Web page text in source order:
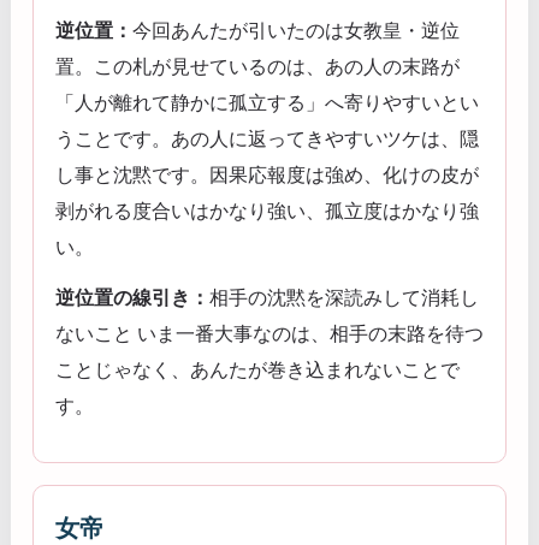
逆位置： 今回あんたが引いたのは女教皇・逆位
置。この札が見せているのは、あの人の末路が
「人が離れて静かに孤立する」へ寄りやすいとい
うことです。あの人に返ってきやすいツケは、隠
し事と沈黙です。因果応報度は強め、化けの皮が
剥がれる度合いはかなり強い、孤立度はかなり強
い。
逆位置の線引き： 相手の沈黙を深読みして消耗し
ないこと いま一番大事なのは、相手の末路を待つ
ことじゃなく、あんたが巻き込まれないことで
す。
女帝